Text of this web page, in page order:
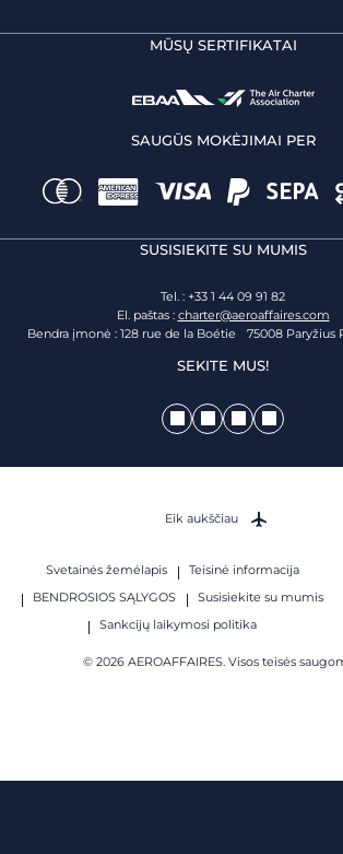
MŪSŲ SERTIFIKATAI
SAUGŪS MOKĖJIMAI PER
SUSISIEKITE SU MUMIS
Tel. : +33 1 44 09 91 82
El. paštas : charter@aeroaffaires.com
Bendra įmonė : 128 rue de la Boétie 75008 Paryžius
SEKITE MUS!
Svetainės žemėlapis
Teisinė informacija
BENDROSIOS SĄLYGOS
Susisiekite su mumis
Sankcijų laikymosi politika
© 2026 AEROAFFAIRES. Visos teisės
Eik aukščiau